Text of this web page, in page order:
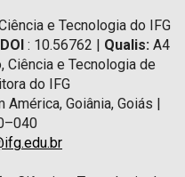
e Tecnologia do IFG
: 10.56762 | Qualis: A4
Ciência e Tecnologia de
do IFG
América, Goiânia, Goiás |